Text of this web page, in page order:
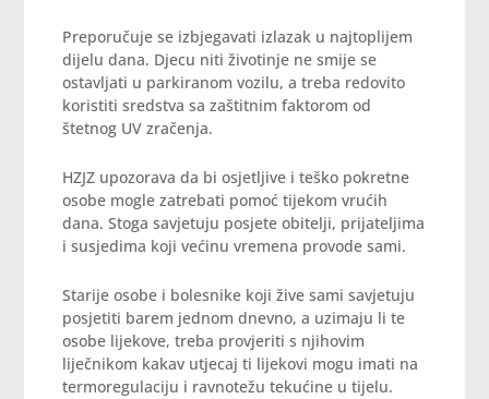
Preporučuje se izbjegavati izlazak u najtoplijem
dijelu dana. Djecu niti životinje ne smije se
ostavljati u parkiranom vozilu, a treba redovito
koristiti sredstva sa zaštitnim faktorom od
štetnog UV zračenja.
HZJZ upozorava da bi osjetljive i teško pokretne
osobe mogle zatrebati pomoć tijekom vrućih
dana. Stoga savjetuju posjete obitelji, prijateljima
i susjedima koji većinu vremena provode sami.
Starije osobe i bolesnike koji žive sami savjetuju
posjetiti barem jednom dnevno, a uzimaju li te
osobe lijekove, treba provjeriti s njihovim
liječnikom kakav utjecaj ti lijekovi mogu imati na
termoregulaciju i ravnotežu tekućine u tijelu.